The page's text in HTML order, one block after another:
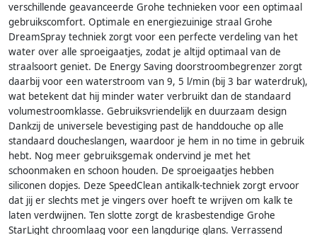
verschillende geavanceerde Grohe technieken voor een optimaal
gebruikscomfort. Optimale en energiezuinige straal Grohe
DreamSpray techniek zorgt voor een perfecte verdeling van het
water over alle sproeigaatjes, zodat je altijd optimaal van de
straalsoort geniet. De Energy Saving doorstroombegrenzer zorgt
daarbij voor een waterstroom van 9, 5 l/min (bij 3 bar waterdruk),
wat betekent dat hij minder water verbruikt dan de standaard
volumestroomklasse. Gebruiksvriendelijk en duurzaam design
Dankzij de universele bevestiging past de handdouche op alle
standaard doucheslangen, waardoor je hem in no time in gebruik
hebt. Nog meer gebruiksgemak ondervind je met het
schoonmaken en schoon houden. De sproeigaatjes hebben
siliconen dopjes. Deze SpeedClean antikalk-techniek zorgt ervoor
dat jij er slechts met je vingers over hoeft te wrijven om kalk te
laten verdwijnen. Ten slotte zorgt de krasbestendige Grohe
StarLight chroomlaag voor een langdurige glans. Verrassend